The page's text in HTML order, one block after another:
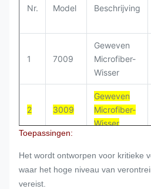
Nr. Model Beschrijving
1 7009
Geweven
Microfiber-
Wisser
2 3009
Geweven
Microfiber-
Wisser
3 3009A
Microfiber-
Wisser
Toepassingen:
Het wordt ontworpen voor kritieke
waar het hoge niveau van
vereist.